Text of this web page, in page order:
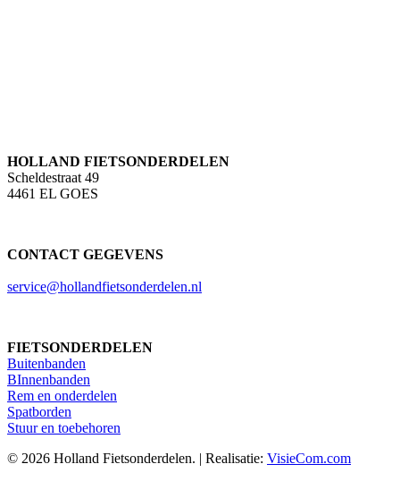
HOLLAND FIETSONDERDELEN
Scheldestraat 49
4461 EL GOES
CONTACT GEGEVENS
service@hollandfietsonderdelen.nl
FIETSONDERDELEN
Buitenbanden
BInnenbanden
Rem en onderdelen
Spatborden
Stuur en toebehoren
© 2026 Holland Fietsonderdelen. | Realisatie: VisieCom.com